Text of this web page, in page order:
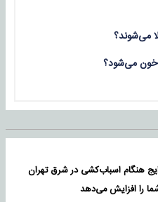
می‌شوند؟
خون می‌شود؟
رایج هنگام اسباب‌کشی در شرق تهران
را افزایش می‌دهد